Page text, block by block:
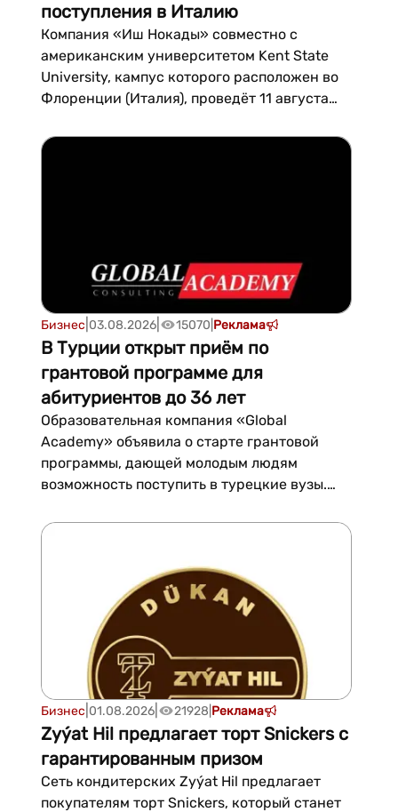
поступления в Италию
Компания «Иш Нокады» совместно с
американским университетом Kent State
University, кампус которого расположен во
Флоренции (Италия), проведёт 11 августа
Подготовительной программе (Foundation
Бизнес 03.08.2026| 15070 Реклама
В Турции открыт приём по
грантовой программе для
абитуриентов до 36 лет
Образовательная компания «Global
Academy» объявила о старте грантовой
программы, дающей молодым людям
возможность поступить в турецкие вузы.
сообщении компании.Воспользоваться
переехать в Турцию, так и молодые люди,
уже проживающие там по любому типу в...
Бизнес 01.08.2026| 21928 Реклама
Zyýat Hil предлагает торт Snickers с
гарантированным призом
Сеть кондитерских Zyýat Hil предлагает
покупателям торт Snickers, который станет